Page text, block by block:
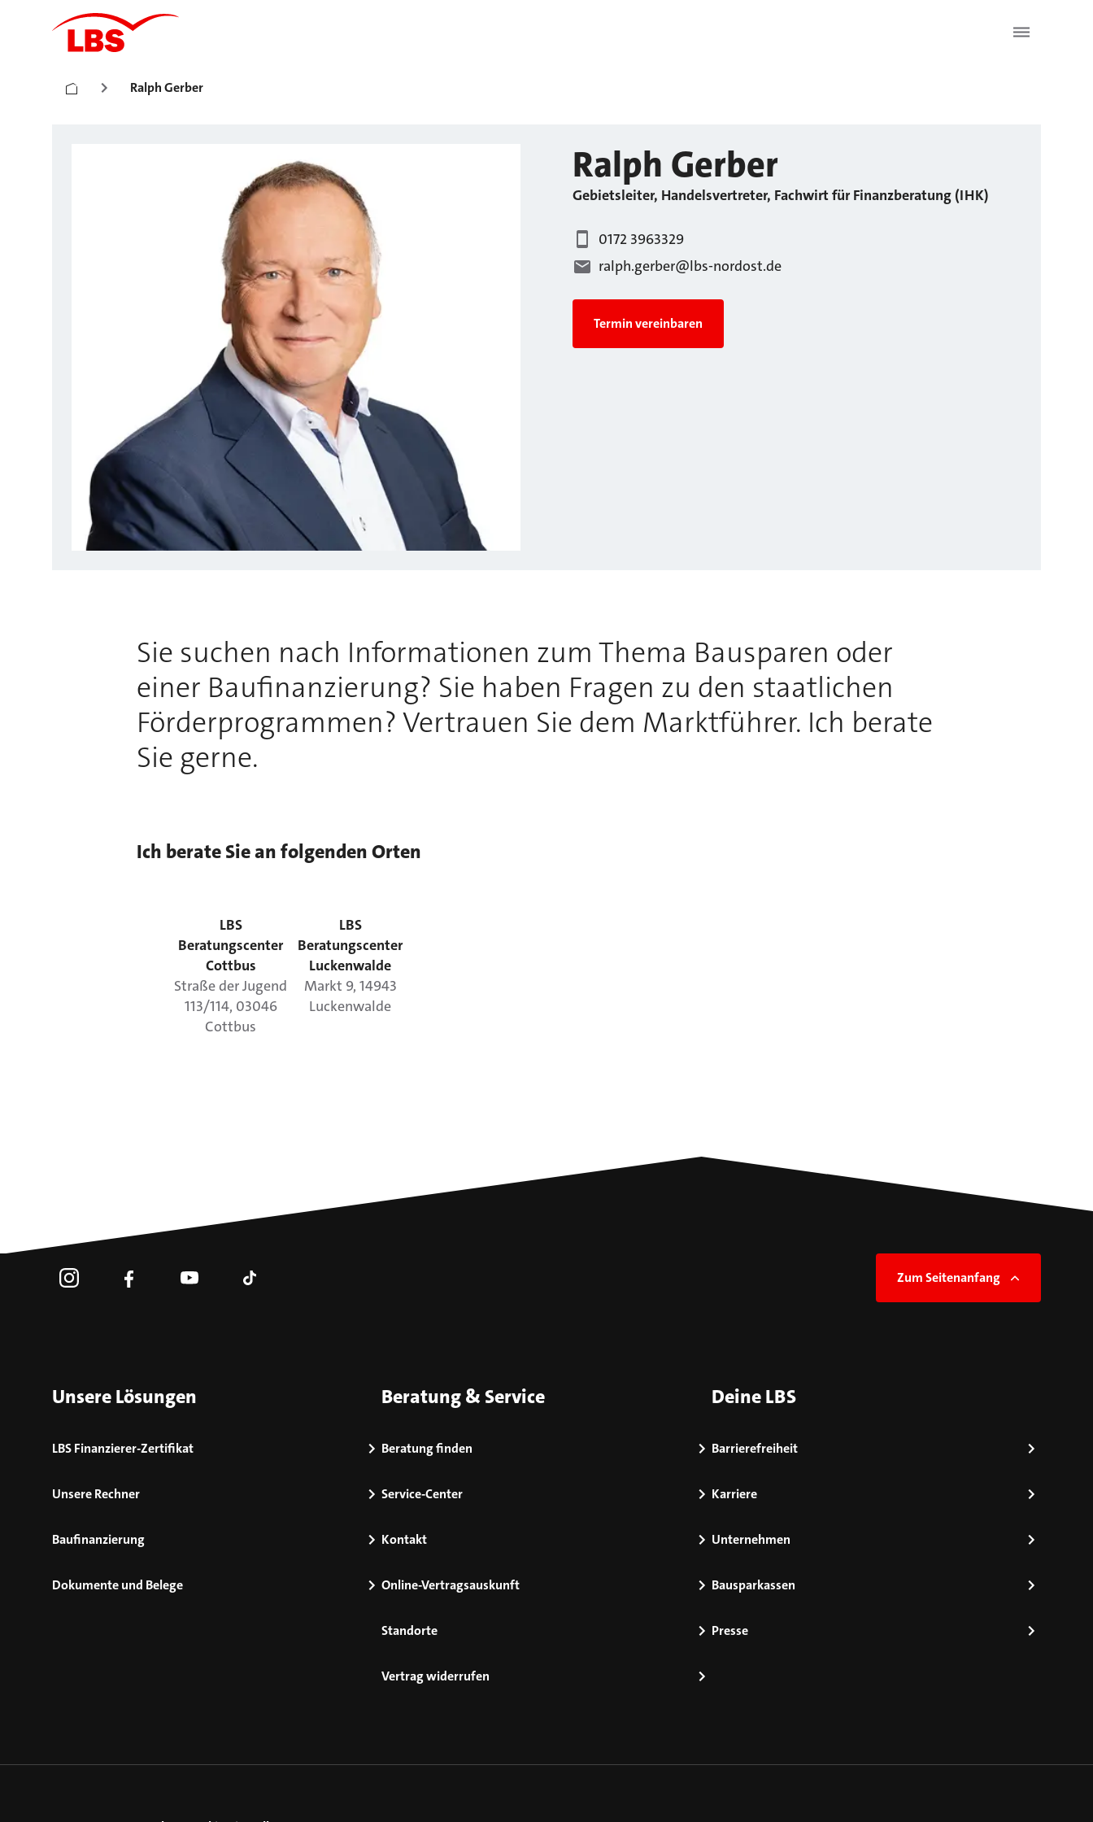
Ralph Gerber
Ralph Gerber
Gebietsleiter, Handelsvertreter, Fachwirt für Finanzberatung (IHK)
0172 3963329
ralph.gerber@lbs-nordost.de
Termin vereinbaren
Sie suchen nach Informationen zum Thema Bausparen oder
einer Baufinanzierung? Sie haben Fragen zu den staatlichen
Förderprogrammen? Vertrauen Sie dem Marktführer. Ich berate
Sie gerne.
Ich berate Sie an folgenden Orten
LBS
Beratungscenter
Cottbus
Straße der Jugend
113/114, 03046
Cottbus
LBS
Beratungscenter
Luckenwalde
Markt 9, 14943
Luckenwalde
Zum Seitenanfang
Unsere Lösungen
LBS Finanzierer-Zertifikat
Unsere Rechner
Baufinanzierung
Dokumente und Belege
Beratung & Service
Beratung finden
Service-Center
Kontakt
Online-Vertragsauskunft
Standorte
Vertrag widerrufen
Deine LBS
Barrierefreiheit
Karriere
Unternehmen
Bausparkassen
Presse